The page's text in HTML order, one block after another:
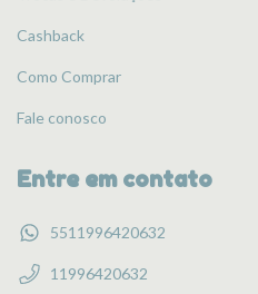
Cashback
Como Comprar
Fale conosco
Entre em contato
5511996420632
11996420632